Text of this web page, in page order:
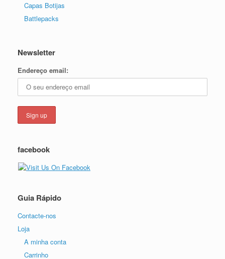
Capas Botijas
Battlepacks
Newsletter
Endereço email:
facebook
Guia Rápido
Contacte-nos
Loja
A minha conta
Carrinho